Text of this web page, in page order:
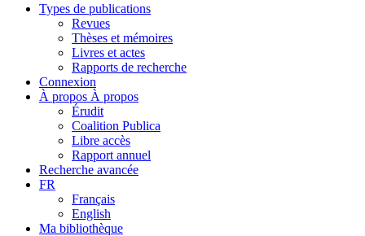
Types de publications
Revues
Thèses et mémoires
Livres et actes
Rapports de recherche
Connexion
À propos À propos
Érudit
Coalition Publica
Libre accès
Rapport annuel
Recherche avancée
FR
Français
English
Ma bibliothèque